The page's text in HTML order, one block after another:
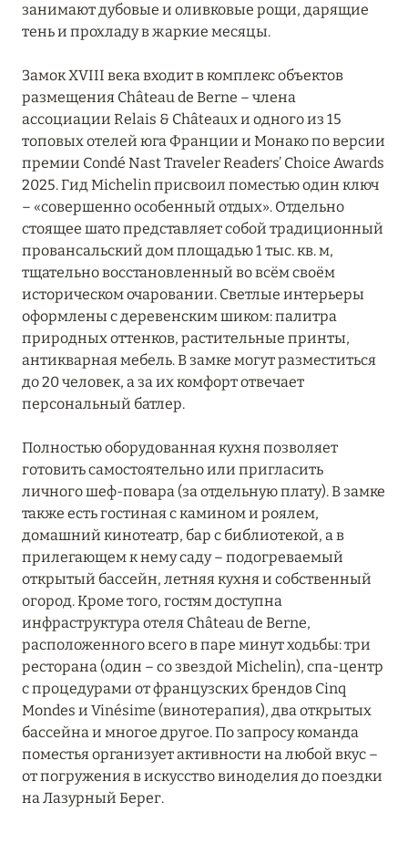
La Bonne Étape
Le Domaine du Mas de Pierre Resort & Spa
Le Prieuré-Baumanière
Le Saint-Rémy
Les Hauts de Gordes
Les Roches Blanches
Private Villas de Château de Berne
Terre Blanche Hotel Spa Golf Resort
Villa Baulieu
Villa Gallici
занимают дубовые и оливковые рощи, дарящие
тень и прохладу в жаркие месяцы.
Замок XVIII века входит в комплекс объектов
размещения Château de Berne – члена
ассоциации Relais & Châteaux и одного из 15
топовых отелей юга Франции и Монако по версии
премии Condé Nast Traveler Readers’ Choice Awards
2025. Гид Michelin присвоил поместью один ключ
– «совершенно особенный отдых». Отдельно
стоящее шато представляет собой традиционный
провансальский дом площадью 1 тыс. кв. м,
тщательно восстановленный во всём своём
историческом очаровании. Светлые интерьеры
оформлены с деревенским шиком: палитра
природных оттенков, растительные принты,
антикварная мебель. В замке могут разместиться
до 20 человек, а за их комфорт отвечает
персональный батлер.
Полностью оборудованная кухня позволяет
готовить самостоятельно или пригласить
личного шеф-повара (за отдельную плату). В замке
также есть гостиная с камином и роялем,
домашний кинотеатр, бар с библиотекой, а в
прилегающем к нему саду – подогреваемый
открытый бассейн, летняя кухня и собственный
огород. Кроме того, гостям доступна
инфраструктура отеля Château de Berne,
расположенного всего в паре минут ходьбы: три
ресторана (один – со звездой Michelin), спа-центр
с процедурами от французских брендов Cinq
Mondes и Vinésime (винотерапия), два открытых
бассейна и многое другое. По запросу команда
поместья организует активности на любой вкус –
от погружения в искусство виноделия до поездки
на Лазурный Берег.